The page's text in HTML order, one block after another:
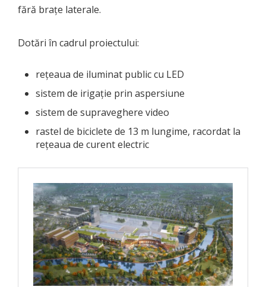
fără brațe laterale.
Dotări în cadrul proiectului:
rețeaua de iluminat public cu LED
sistem de irigație prin aspersiune
sistem de supraveghere video
rastel de biciclete de 13 m lungime, racordat la
reţeaua de curent electric